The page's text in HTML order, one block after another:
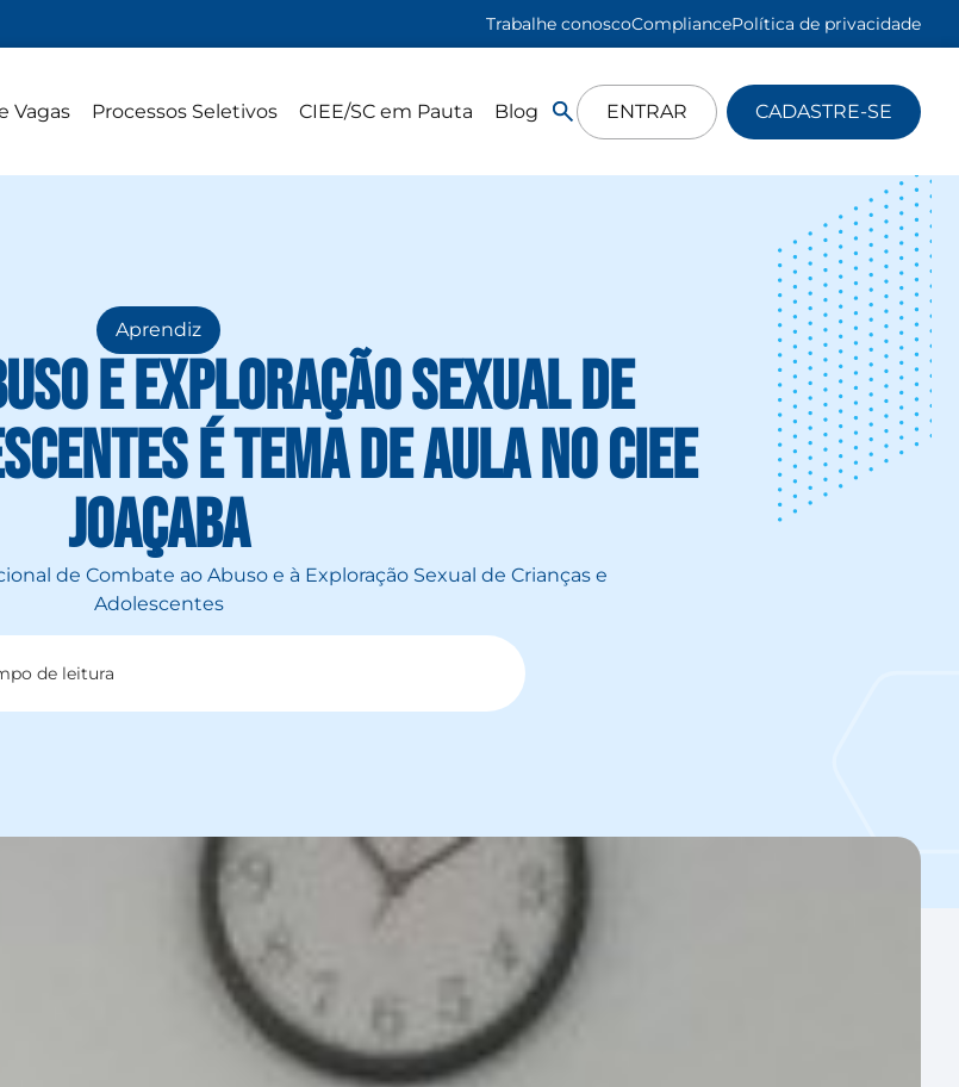
Trabalhe conoscoCompliancePolítica de privacidade
Vagas Processos Seletivos CIEE/SC em Pauta Blog ENTRAR CADASTRE-SE
Aprendiz
e Exploração Sexual de
é tema de aula no CIEE
Joaçaba
de Combate ao Abuso e à Exploração Sexual de Crianças e
Adolescentes
de leitura